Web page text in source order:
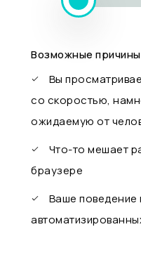
Возможные
Вы
со скоростью,
ожидаемую от
Что-то мешает
браузере
Ваше поведение